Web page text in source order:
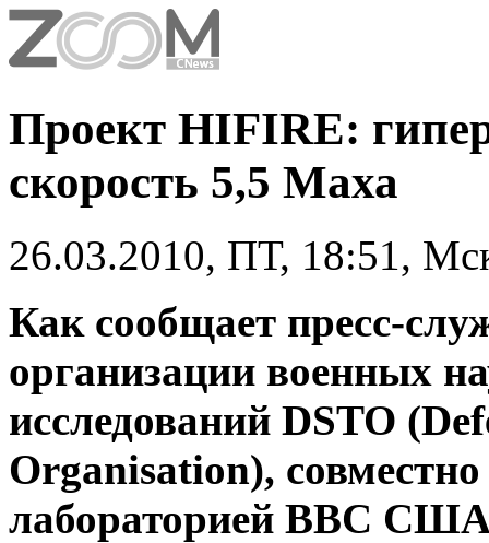
Проект HIFIRE:
скорость 5,5 Маха
26.03.2010, ПТ, 18:51,
Как сообщает пресс-
организации военных
исследований DSTO
Organisation), совместно
лабораторией ВВС